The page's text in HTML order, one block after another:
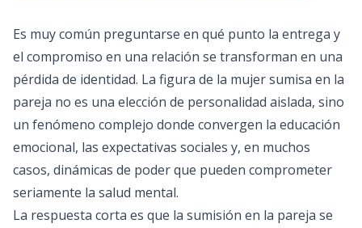
Es muy común preguntarse en qué punto la entrega y
el compromiso en una relación se transforman en una
pérdida de identidad. La figura de la mujer sumisa en la
pareja no es una elección de personalidad aislada, sino
un fenómeno complejo donde convergen la educación
emocional, las expectativas sociales y, en muchos
casos, dinámicas de poder que pueden comprometer
seriamente la salud mental.
La respuesta corta es que la sumisión en la pareja se